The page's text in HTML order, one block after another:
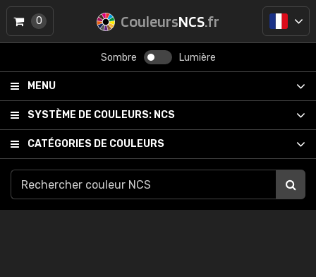
CouleursNCS.fr
Sombre Lumière
MENU
SYSTÈME DE COULEURS: NCS
CATÉGORIES DE COULEURS
0